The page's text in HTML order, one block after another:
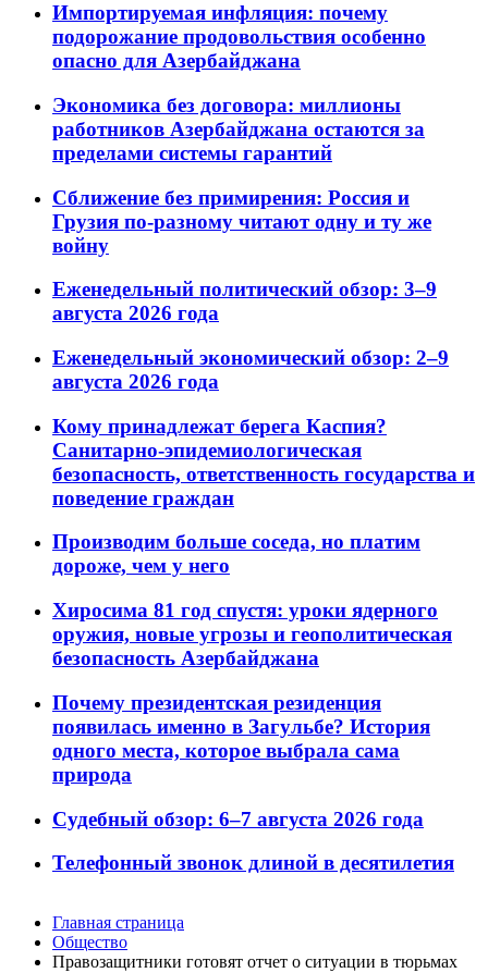
Импортируемая инфляция: почему
подорожание продовольствия особенно
опасно для Азербайджана
Экономика без договора: миллионы
работников Азербайджана остаются за
пределами системы гарантий
Сближение без примирения: Россия и
Грузия по-разному читают одну и ту же
войну
Еженедельный политический обзор: 3–9
августа 2026 года
Еженедельный экономический обзор: 2–9
августа 2026 года
Кому принадлежат берега Каспия?
Санитарно-эпидемиологическая
безопасность, ответственность государства и
поведение граждан
Производим больше соседа, но платим
дороже, чем у него
Хиросима 81 год спустя: уроки ядерного
оружия, новые угрозы и геополитическая
безопасность Азербайджана
Почему президентская резиденция
появилась именно в Загульбе? История
одного места, которое выбрала сама
природа
Судебный обзор: 6–7 августа 2026 года
Телефонный звонок длиной в десятилетия
Главная страница
Общество
Правозащитники готовят отчет о ситуации в тюрьмах